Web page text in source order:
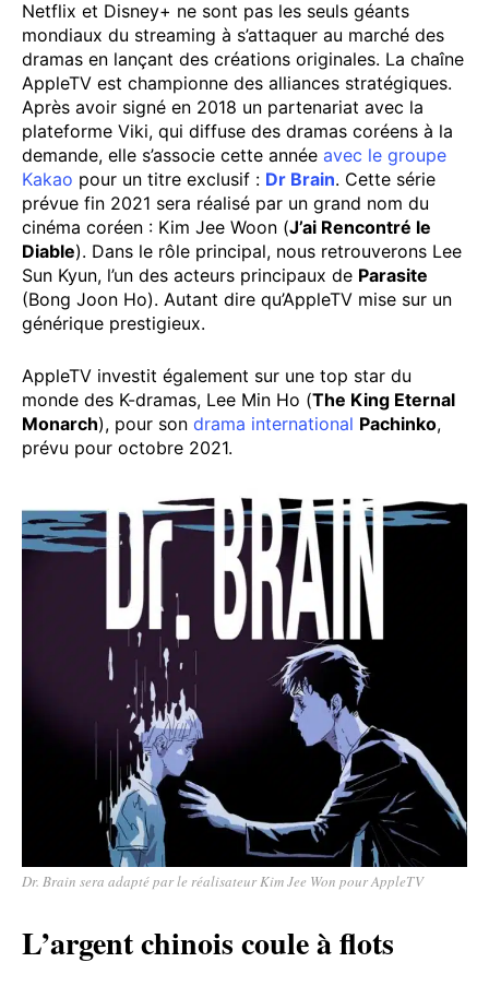
Netflix et Disney+ ne sont pas les seuls géants
mondiaux du streaming à s’attaquer au marché des
dramas en lançant des créations originales. La chaîne
AppleTV est championne des alliances stratégiques.
Après avoir signé en 2018 un partenariat avec la
plateforme Viki, qui diffuse des dramas coréens à la
demande, elle s’associe cette année avec le groupe
Kakao pour un titre exclusif : Dr Brain. Cette série
prévue fin 2021 sera réalisé par un grand nom du
cinéma coréen : Kim Jee Woon (J’ai Rencontré le
Diable). Dans le rôle principal, nous retrouverons Lee
Sun Kyun, l’un des acteurs principaux de Parasite
(Bong Joon Ho). Autant dire qu’AppleTV mise sur un
générique prestigieux.
AppleTV investit également sur une top star du
monde des K-dramas, Lee Min Ho (The King Eternal
Monarch), pour son drama international Pachinko,
prévu pour octobre 2021.
Dr. Brain sera adapté par le réalisateur Kim Jee Won pour AppleTV
L’argent chinois coule à flots